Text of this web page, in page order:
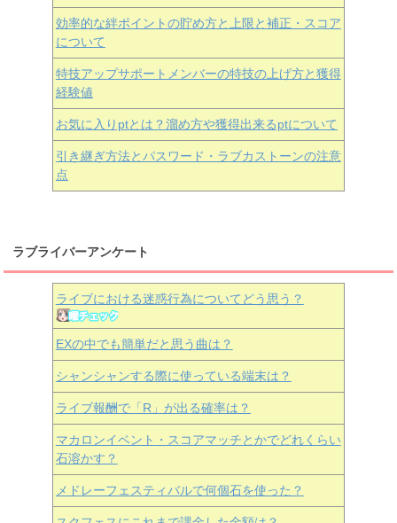
効率的な絆ポイントの貯め方と上限と補正・スコア
について
特技アップサポートメンバーの特技の上げ方と獲得
経験値
お気に入りptとは？溜め方や獲得出来るptについて
引き継ぎ方法とパスワード・ラブカストーンの注意
点
ラブライバーアンケート
ライブにおける迷惑行為についてどう思う？
EXの中でも簡単だと思う曲は？
シャンシャンする際に使っている端末は？
ライブ報酬で「R」が出る確率は？
マカロンイベント・スコアマッチとかでどれくらい
石溶かす？
メドレーフェスティバルで何個石を使った？